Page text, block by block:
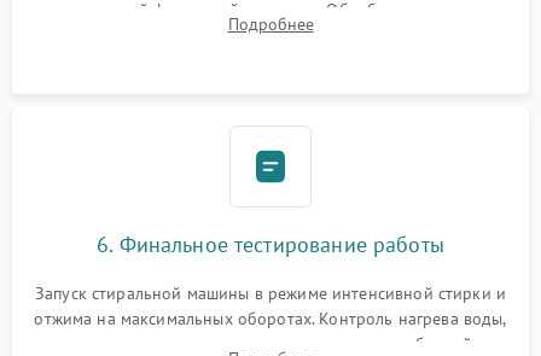
надежной фиксацией хомутами. Обработка стыков
герметиком для предотвращения возможных протечек воды.
Подробнее
6. Финальное тестирование работы
Запуск стиральной машины в режиме интенсивной стирки и
отжима на максимальных оборотах. Контроль нагрева воды,
корректности слива, отсутствия излишних вибраций,